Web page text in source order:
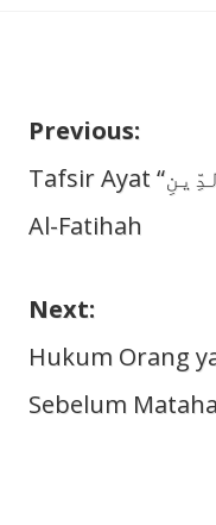
Navigasi
pos
Previous:
Tafsir Ayat “مَٰلِكِ يَوۡمِ ٱلدِّينِ” dari Surah
Al-Fatihah
Next:
Hukum Orang
Sebelum